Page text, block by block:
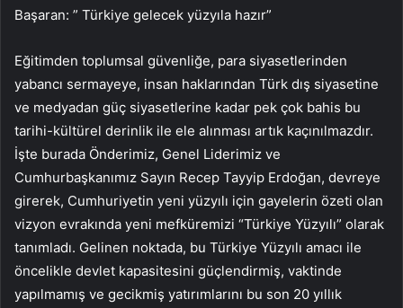
Başaran: ” Türkiye gelecek yüzyıla hazır”
Eğitimden toplumsal güvenliğe, para siyasetlerinden
yabancı sermayeye, insan haklarından Türk dış siyasetine
ve medyadan güç siyasetlerine kadar pek çok bahis bu
tarihi-kültürel derinlik ile ele alınması artık kaçınılmazdır.
İşte burada Önderimiz, Genel Liderimiz ve
Cumhurbaşkanımız Sayın Recep Tayyip Erdoğan, devreye
girerek, Cumhuriyetin yeni yüzyılı için gayelerin özeti olan
vizyon evrakında yeni mefküremizi “Türkiye Yüzyılı” olarak
tanımladı. Gelinen noktada, bu Türkiye Yüzyılı amacı ile
öncelikle devlet kapasitesini güçlendirmiş, vaktinde
yapılmamış ve gecikmiş yatırımlarını bu son 20 yıllık